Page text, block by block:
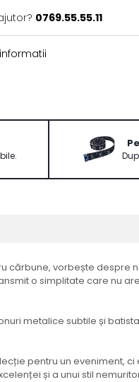
0769.55.55.11
cărbune, vorbește despre
o simplitate care nu
metalice subtile și
pentru un eveniment,
și a unui stil